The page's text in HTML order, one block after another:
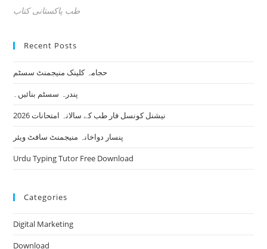
طب پاکستانی کتاب
Recent Posts
حجامہ کلینک منیجمنٹ سسٹم
پندرہ سسٹم بنائیں۔
نیشنل کونسل فار طب کے سالانہ امتحانات 2026
پنسار دواخانہ منیجمنٹ سافٹ ویئر
Urdu Typing Tutor Free Download
Categories
Digital Marketing
Download